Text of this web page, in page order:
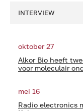
INTERVIEW
oktober 27
Alkor Bio heeft
voor moleculair
mei 16
Radio electronics